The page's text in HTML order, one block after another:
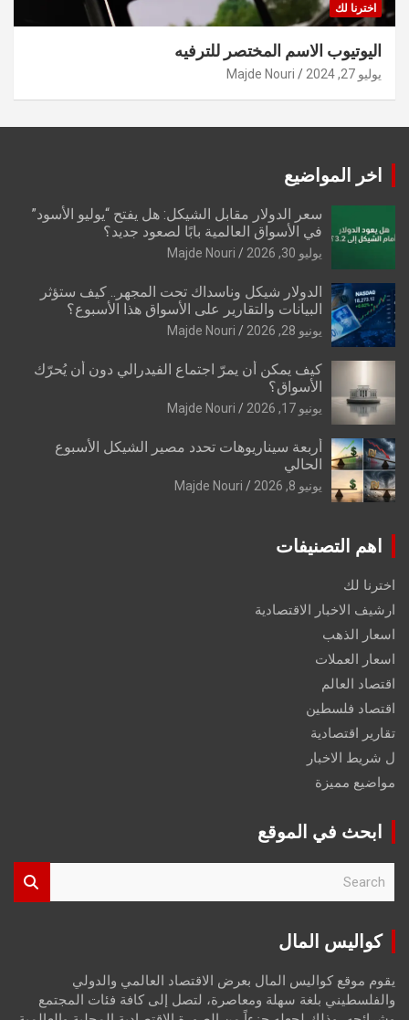
اخترنا لك
اليوتيوب الاسم المختصر للترفيه
يوليو 27, 2024 Majde Nouri
اخر المواضيع
سعر الدولار مقابل الشيكل: هل يفتح “يوليو الأسود”
في الأسواق العالمية بابًا لصعود جديد؟
يوليو 30, 2026 Majde Nouri
الدولار شيكل وناسداك تحت المجهر.. كيف ستؤثر
البيانات والتقارير على الأسواق هذا الأسبوع؟
يونيو 28, 2026 Majde Nouri
كيف يمكن أن يمرّ اجتماع الفيدرالي دون أن يُحرّك
الأسواق؟
يونيو 17, 2026 Majde Nouri
أربعة سيناريوهات تحدد مصير الشيكل الأسبوع
الحالي
يونيو 8, 2026 Majde Nouri
اهم التصنيفات
اخترنا لك
ارشيف الاخبار الاقتصادية
اسعار الذهب
اسعار العملات
اقتصاد العالم
اقتصاد فلسطين
تقارير اقتصادية
ل شريط الاخبار
مواضيع مميزة
ابحث في الموقع
r
كواليس المال
يقوم موقع كواليس المال بعرض الاقتصاد العالمي والدولي
والفلسطيني بلغة سهلة ومعاصرة، لتصل إلى كافة فئات المجتمع